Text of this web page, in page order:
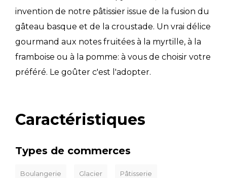
invention de notre pâtissier issue de la fusion du
gâteau basque et de la croustade. Un vrai délice
gourmand aux notes fruitées à la myrtille, à la
framboise ou à la pomme: à vous de choisir votre
préféré. Le goûter c'est l'adopter.
Caractéristiques
Types de commerces
Boulangerie Glacier Pâtisserie